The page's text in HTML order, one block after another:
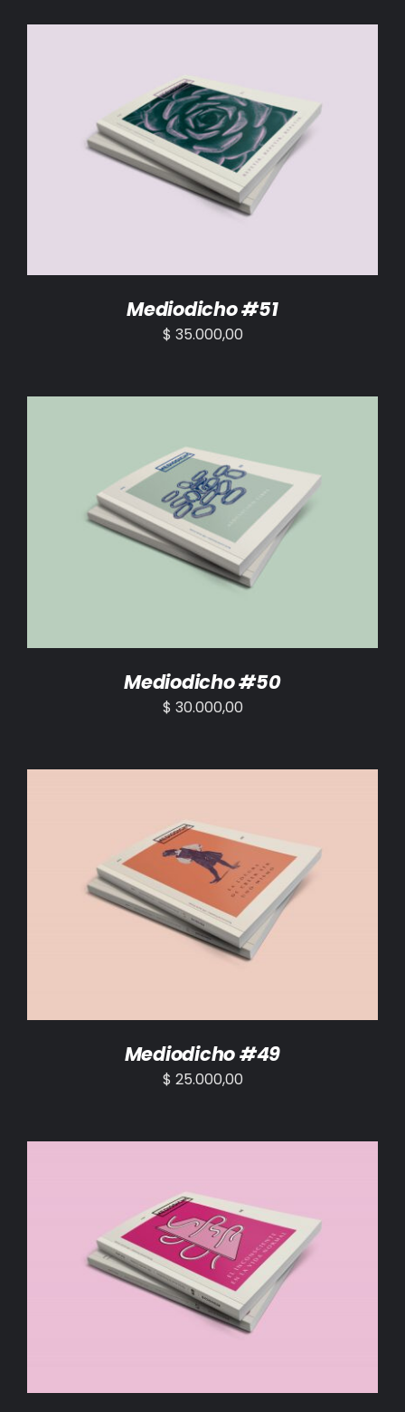
AÑADIR AL CARRITO / DETALLES
Mediodicho #51
$ 35.000,00
AÑADIR AL CARRITO DETALLES
Mediodicho #50
$ 30.000,00
AÑADIR AL CARRITO / DETALLES
Mediodicho #49
$ 25.000,00
AÑADIR AL CARRITO / DETALLES